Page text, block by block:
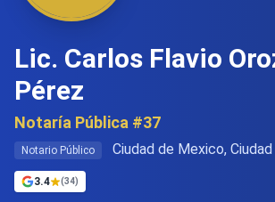
Lic. Carlos Flavio
Pérez
Notaría Pública #37
Notario Público Ciudad de Mexico,
3.4 (34)